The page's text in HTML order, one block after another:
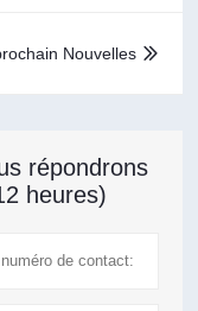

Nouvelles
répondrons
heures)